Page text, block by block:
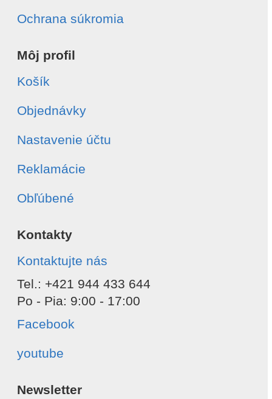
Ochrana súkromia
Môj profil
Košík
Objednávky
Nastavenie účtu
Reklamácie
Obľúbené
Kontakty
Kontaktujte nás
Tel.: +421 944 433 644
Po - Pia: 9:00 - 17:00
Facebook
youtube
Newsletter